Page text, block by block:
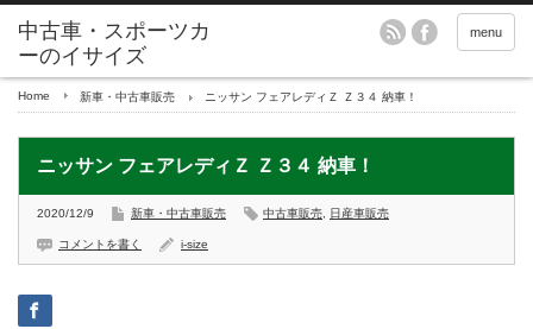
menu
Home 新車・中古車販売 ニッサン フェアレディＺ Ｚ３４ 納車！
ニッサン フェアレディＺ Ｚ３４ 納車！
2020/12/9 新車・中古車販売 中古車販売 日産車販売
コメントを書く i-size